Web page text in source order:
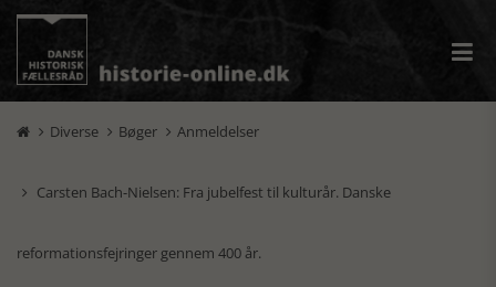
 Diverse  Bøger  Anmeldelser
 Carsten Bach-Nielsen: Fra jubelfest til kulturår. Danske
reformationsfejringer gennem 400 år.